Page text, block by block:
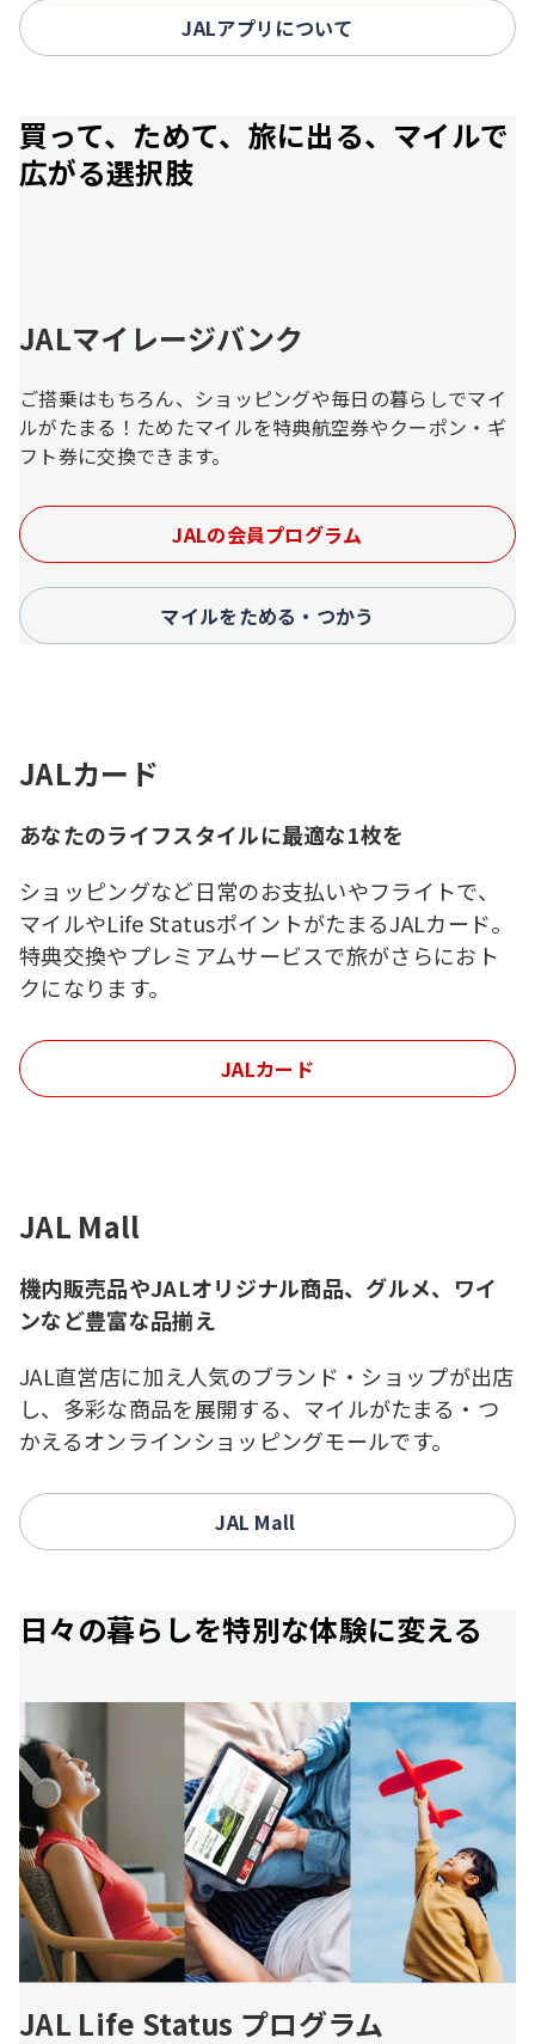
JALアプリについて
買って、ためて、旅に出る、マイルで
広がる選択肢
JALマイレージバンク
ご搭乗はもちろん、ショッピングや毎日の暮らしでマイ
ルがたまる！ためたマイルを特典航空券やクーポン・ギ
フト券に交換できます。
JALの会員プログラム
マイルをためる・つかう
JALカード
あなたのライフスタイルに最適な1枚を
ショッピングなど日常のお支払いやフライトで、
マイルやLife StatusポイントがたまるJALカード。
特典交換やプレミアムサービスで旅がさらにおト
クになります。
JALカード
JAL Mall
機内販売品やJALオリジナル商品、グルメ、ワイ
ンなど豊富な品揃え
JAL直営店に加え人気のブランド・ショップが出店
し、多彩な商品を展開する、マイルがたまる・つ
かえるオンラインショッピングモールです。
JAL Mall
日々の暮らしを特別な体験に変える
JAL Life Status プログラム